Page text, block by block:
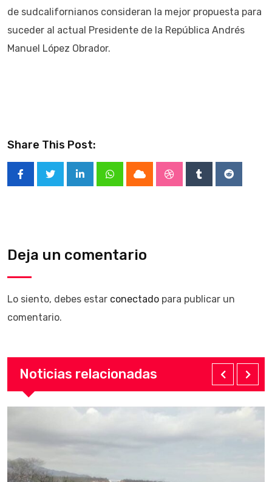
de sudcalifornianos consideran la mejor propuesta para
suceder al actual Presidente de la República Andrés
Manuel López Obrador.
Share This Post:
LinkedInWhatsappCloud StumbleUpon
TumblrReddit
Deja un comentario
Lo siento, debes estar conectado para publicar un
comentario.
Noticias relacionadas